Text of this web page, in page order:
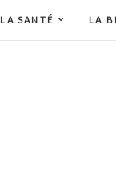
LA SANTÉ LA